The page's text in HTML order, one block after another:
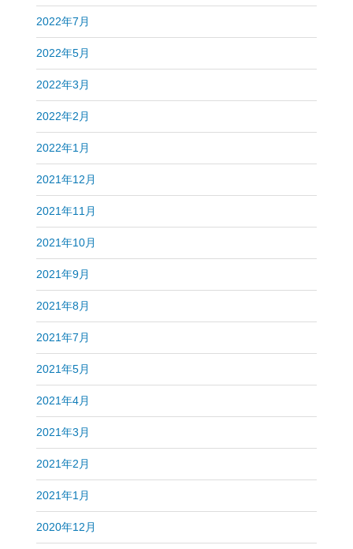
2022年7月
2022年5月
2022年3月
2022年2月
2022年1月
2021年12月
2021年11月
2021年10月
2021年9月
2021年8月
2021年7月
2021年5月
2021年4月
2021年3月
2021年2月
2021年1月
2020年12月